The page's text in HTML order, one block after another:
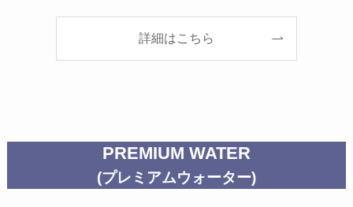
詳細はこちら
PREMIUM WATER
(プレミアムウォーター)